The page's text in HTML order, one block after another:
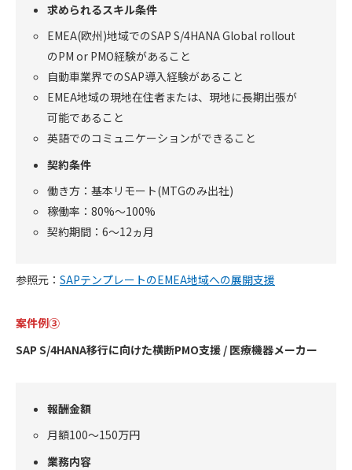
求められるスキル条件
EMEA(欧州)地域でのSAP S/4HANA Global rollout
のPM or PMO経験があること
自動車業界でのSAP導入経験があること
EMEA地域の現地在住者または、現地に長期出張が
可能であること
英語でのコミュニケーションができること
契約条件
働き方：基本リモート(MTGのみ出社)
稼働率：80%～100%
契約期間：6～12ヵ月
参照元： SAPテンプレートのEMEA地域への展開支援
案件例③
SAP S/4HANA移行に向けた横断PMO支援 / 医療機器メーカー
報酬金額
月額100～150万円
業務内容